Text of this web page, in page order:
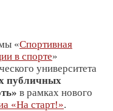
«Спортивная
в спорте»
университета
публичных
в рамках нового
«На старт!».